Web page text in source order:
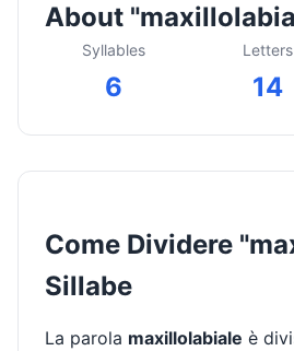
About
Syllables
6
Letters
14
Come Dividere
Sillabe
La parola maxillolabiale è